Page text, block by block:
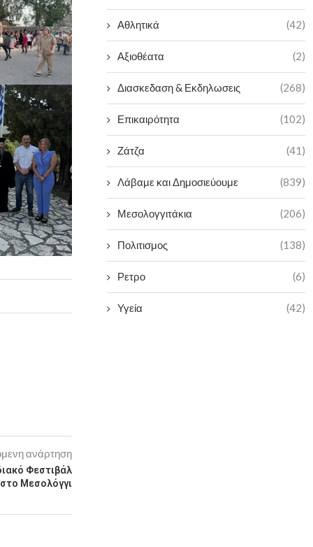
ανάρτηση
Φεστιβάλ
στο Μεσολόγγι
Αθλητικά (42)
Αξιοθέατα (2)
Διασκεδαση & Εκδηλωσεις (268)
Επικαιρότητα (102)
Ζάτζα (41)
Λάβαμε και Δημοσιεύουμε (839)
Μεσολογγιτάκια (206)
Πολιτισμος (138)
Ρετρο (6)
Υγεία (42)